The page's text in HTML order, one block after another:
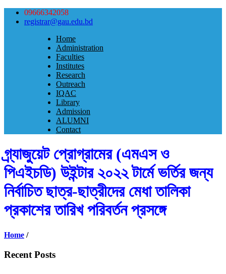
09666342058
registrar@gau.edu.bd
Home
Administration
Faculties
Institutes
Research
Outreach
IQAC
Library
Admission
ALUMNI
Contact
গ্র্যাজুয়েট প্রোগ্রামের (এমএস ও
পিএইচডি) উইন্টার ২০২২ টার্মে ভর্তির জন্য
নির্বাচিত ছাত্র-ছাত্রীদের মেধা তালিকা
প্রকাশের তারিখ পরিবর্তন প্রসঙ্গে
Home /
Recent Posts